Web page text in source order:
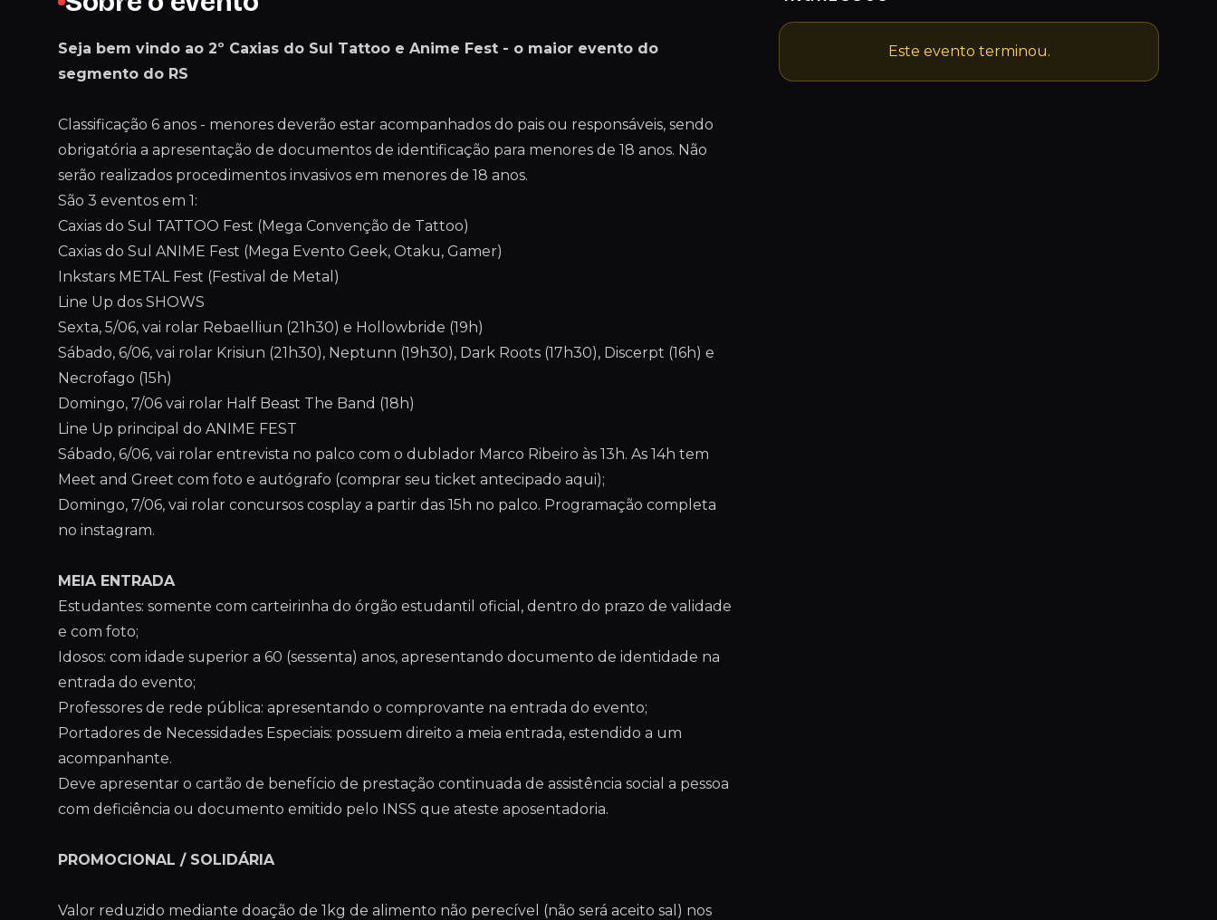
Seja bem vindo ao 2º Caxias do Sul Tattoo e Anime Fest - o maior evento do
segmento do RS
Classificação 6 anos - menores deverão estar acompanhados do pais ou responsáveis, sendo
obrigatória a apresentação de documentos de identificação para menores de 18 anos. Não
serão realizados procedimentos invasivos em menores de 18 anos.
São 3 eventos em 1:
Caxias do Sul TATTOO Fest (Mega Convenção de Tattoo)
Caxias do Sul ANIME Fest (Mega Evento Geek, Otaku, Gamer)
Inkstars METAL Fest (Festival de Metal)
Line Up dos SHOWS
Sexta, 5/06, vai rolar Rebaelliun (21h30) e Hollowbride (19h)
Sábado, 6/06, vai rolar Krisiun (21h30), Neptunn (19h30), Dark Roots (17h30), Discerpt (16h) e
Necrofago (15h)
Domingo, 7/06 vai rolar Half Beast The Band (18h)
Line Up principal do ANIME FEST
Sábado, 6/06, vai rolar entrevista no palco com o dublador Marco Ribeiro às 13h. As 14h tem
Meet and Greet com foto e autógrafo (comprar seu ticket antecipado aqui);
Domingo, 7/06, vai rolar concursos cosplay a partir das 15h no palco. Programação completa
no instagram.
MEIA ENTRADA
Estudantes: somente com carteirinha do órgão estudantil oficial, dentro do prazo de validade
e com foto;
Idosos: com idade superior a 60 (sessenta) anos, apresentando documento de identidade na
entrada do evento;
Professores de rede pública: apresentando o comprovante na entrada do evento;
Portadores de Necessidades Especiais: possuem direito a meia entrada, estendido a um
acompanhante.
Deve apresentar o cartão de benefício de prestação continuada de assistência social a pessoa
com deficiência ou documento emitido pelo INSS que ateste aposentadoria.
PROMOCIONAL / SOLIDÁRIA
Valor reduzido mediante doação de 1kg de alimento não perecível (não será aceito sal) nos
Este evento terminou.